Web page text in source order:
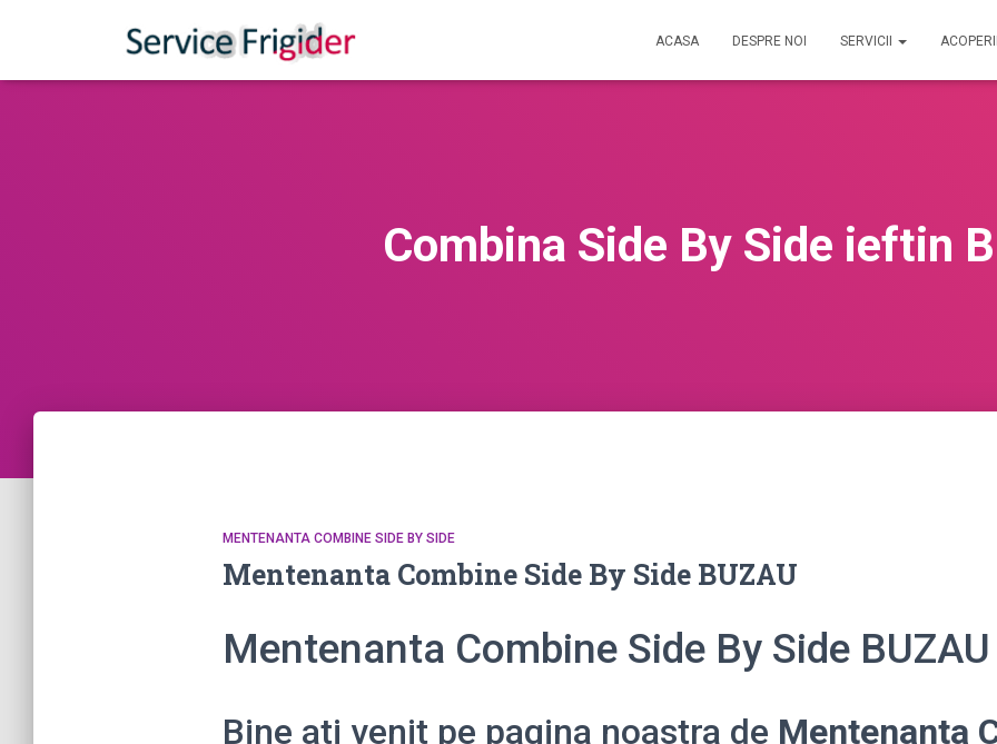
ACASA DESPRE NOI SERVICII
Combina Side By Side ieftin
MENTENANTA COMBINE SIDE BY SIDE
Mentenanta Combine Side By Side BUZAU
Mentenanta Combine Side By Side BUZAU
Bine ati venit pe pagina noastra de Mentenanta